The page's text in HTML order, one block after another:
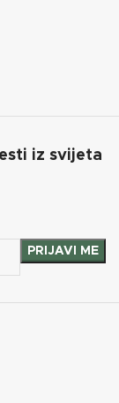
iz svijeta